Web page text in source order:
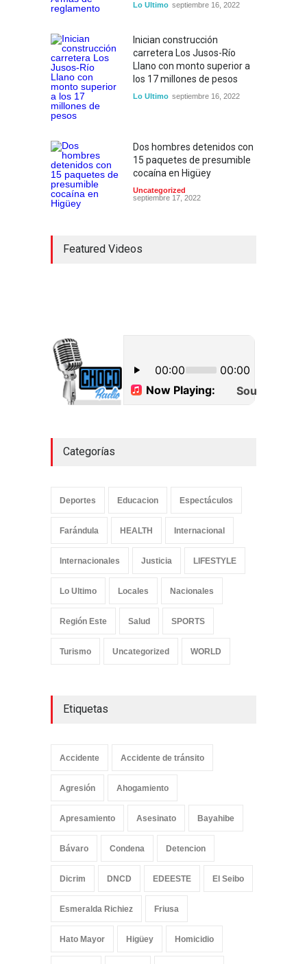
Lo Ultimo septiembre 16, 2022
Inician construcción
carretera Los Jusos-Río
Llano con monto superior a
los 17 millones de pesos
Lo Ultimo septiembre 16, 2022
Dos hombres detenidos con
15 paquetes de presumible
cocaína en Higüey
Uncategorized
septiembre 17, 2022
Featured Videos
Categorías
Deportes Educacion Espectáculos
Farándula HEALTH Internacional
Internacionales Justicia LIFESTYLE
Lo Ultimo Locales Nacionales
Región Este Salud SPORTS
Turismo Uncategorized WORLD
Etiquetas
Accidente Accidente de tránsito
Agresión Ahogamiento
Apresamiento Asesinato Bayahibe
Bávaro Condena Detencion
Dicrim DNCD EDEESTE El Seibo
Esmeralda Richiez Friusa
Hato Mayor Higüey Homicidio